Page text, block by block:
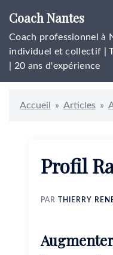
contenu
Coach Nantes
Coach professionnel à
individuel et collectif |
| 20 ans d'expérience
Accueil » Articles »
Profil
PARTHIERRY